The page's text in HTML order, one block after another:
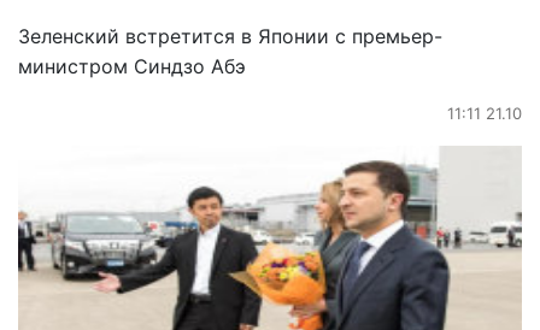
Зеленский встретится в Японии с премьер-
министром Синдзо Абэ
11:11 21.10